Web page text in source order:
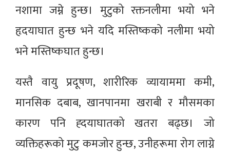
नशामा जम्ने हुन्छ। मुटुको रक्तनलीमा भयो भने
हृदयाघात हुन्छ भने यदि मस्तिष्कको नलीमा भयो
भने मस्तिष्कघात हुन्छ।
यस्तै वायु प्रदूषण, शारीरिक व्यायाममा कमी,
मानसिक दबाब, खानपानमा खराबी र मौसमका
कारण पनि ह्दयाघातको खतरा बढ्छ। जो
व्यक्तिहरूको मुटु कमजोर हुन्छ, उनीहरूमा रोग लाग्ने